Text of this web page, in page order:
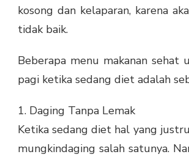
kosong dan kelaparan, karena
tidak baik.
Beberapa menu makanan sehat
pagi ketika sedang diet adalah
1. Daging Tanpa Lemak
Ketika sedang diet hal yang
mungkindaging salah satunya.